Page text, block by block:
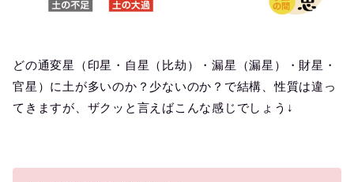
どの通変星（印星・自星（比劫）・漏星（漏星）・財星・
官星）に土が多いのか？少ないのか？で結構、性質は違っ
てきますが、ザクッと言えばこんな感じでしょう↓